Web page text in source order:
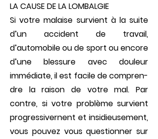
LA CAUSE DE LA LOMBALGIE
Si votre malaise survient à la suite
d’un accident de travail,
d’automobile ou de sport ou encore
d’une blessure avec dou­leur
immédiate, il est facile de compren­
dre la raison de votre mal. Par
contre, si votre problème survient
progressivernent et insidieusement,
vous pouvez vous ques­tionner sur